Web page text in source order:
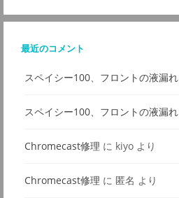
最近のコメント
スペイシー100、フロントの液漏れ
スペイシー100、フロントの液漏れ
Chromecast修理 に kiyo より
Chromecast修理 に 匿名 より